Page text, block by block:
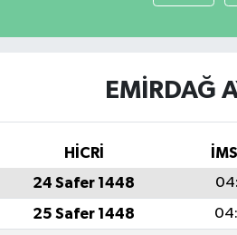
EMIRDAĞ
HİCRİ
24 Safer 1448
25 Safer 1448